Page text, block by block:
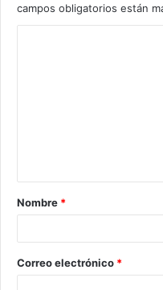
campos obligatorios están
Nombre *
Correo electrónico *